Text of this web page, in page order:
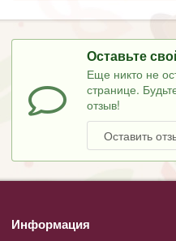
Оставьте
Еще никто не
странице.
отзыв!
Оставить
Информация